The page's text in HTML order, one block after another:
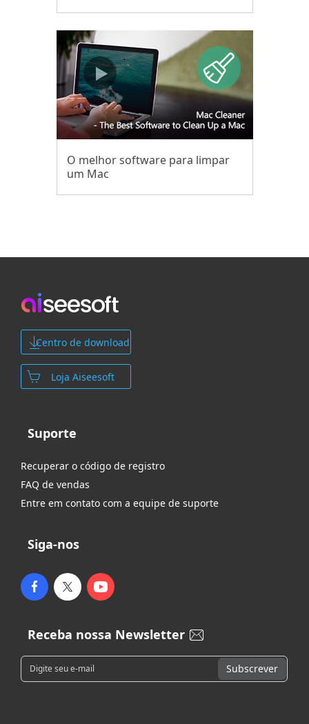
O melhor software para limpar
um Mac
Centro de download
Loja Aiseesoft
Suporte
Recuperar o código de registro
FAQ de vendas
Entre em contato com a equipe de suporte
Siga-nos
Receba nossa Newsletter